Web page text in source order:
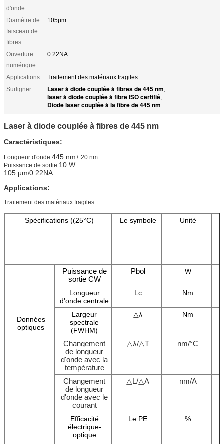
d'onde:
Diamètre de
faisceau de
fibres:
105µm
Ouverture
numérique:
0.22NA
Applications:
Traitement des matériaux fragiles
Surligner:
Laser à diode couplée à fibres de 445 nm,
laser à diode couplée à fibre ISO certifié,
Diode laser couplée à la fibre de 445 nm
Laser à diode couplée à fibres de 445 nm
Caractéristiques:
Longueur d'onde:445 nm± 20 nm
Puissance de sortie:10 W
105 μm/0.22NA
Applications:
Traitement des matériaux fragiles
Spécifications ((25°C) Le symbole Unité
Données
optiques
Puissance de
sortie CW
Pbol W
Longueur
d'onde centrale
Lc Nm
Largeur
spectrale
(FWHM)
△λ Nm
Changement
de longueur
d'onde avec la
température
△λ/△T nm/°C
Changement
de longueur
d'onde avec le
courant
△L/△A nm/A
Efficacité
électrique-
optique
Le PE %